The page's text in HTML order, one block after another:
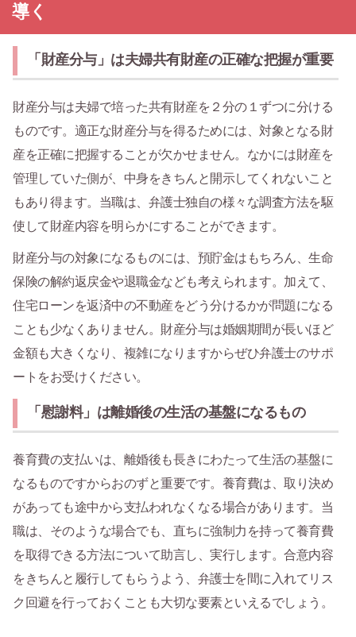
導く
「財産分与」は夫婦共有財産の正確な把握が重要
財産分与は夫婦で培った共有財産を２分の１ずつに分ける
ものです。適正な財産分与を得るためには、対象となる財
産を正確に把握することが欠かせません。なかには財産を
管理していた側が、中身をきちんと開示してくれないこと
もあり得ます。当職は、弁護士独自の様々な調査方法を駆
使して財産内容を明らかにすることができます。
財産分与の対象になるものには、預貯金はもちろん、生命
保険の解約返戻金や退職金なども考えられます。加えて、
住宅ローンを返済中の不動産をどう分けるかが問題になる
ことも少なくありません。財産分与は婚姻期間が長いほど
金額も大きくなり、複雑になりますからぜひ弁護士のサポ
ートをお受けください。
「慰謝料」は離婚後の生活の基盤になるもの
養育費の支払いは、離婚後も長きにわたって生活の基盤に
なるものですからおのずと重要です。養育費は、取り決め
があっても途中から支払われなくなる場合があります。当
職は、そのような場合でも、直ちに強制力を持って養育費
を取得できる方法について助言し、実行します。合意内容
をきちんと履行してもらうよう、弁護士を間に入れてリス
ク回避を行っておくことも大切な要素といえるでしょう。